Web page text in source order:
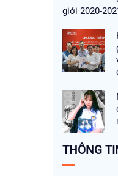
giới 2020-
THÔNG